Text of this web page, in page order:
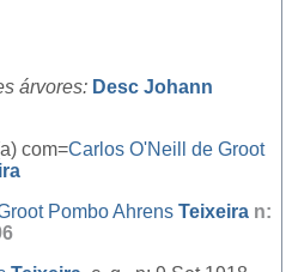
árvores: Desc Johann
com=Carlos O'Neill de Groot
Pombo Ahrens Teixeira n: